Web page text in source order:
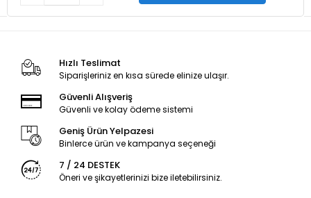
Hızlı Teslimat
Siparişleriniz en kısa sürede elinize ulaşır.
Güvenli Alışveriş
Güvenli ve kolay ödeme sistemi
Geniş Ürün Yelpazesi
Binlerce ürün ve kampanya seçeneği
7 / 24 DESTEK
Öneri ve şikayetlerinizi bize iletebilirsiniz.